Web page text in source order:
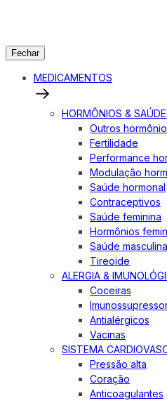
Fechar
MEDICAMENTOS
HORMÔNIOS &
Outros
Fertilidade
Performance
Modulação
Saúde hormonal
Contraceptivos
Saúde feminina
Hormônios
Saúde masculina
Tireoide
ALERGIA &
Coceiras
Antialérgicos
Vacinas
SISTEMA
Pressão alta
Coração
Anticoagulantes